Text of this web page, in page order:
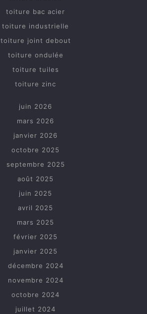
toiture bac acier
toiture industrielle
toiture joint debout
toiture ondulée
toiture tuiles
toiture zinc
juin 2026
mars 2026
janvier 2026
octobre 2025
septembre 2025
août 2025
juin 2025
avril 2025
mars 2025
février 2025
janvier 2025
décembre 2024
novembre 2024
octobre 2024
juillet 2024